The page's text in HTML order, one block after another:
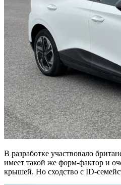
В разработке участвовало
имеет такой же форм-фактор и
крышей. Но сходство с ID-